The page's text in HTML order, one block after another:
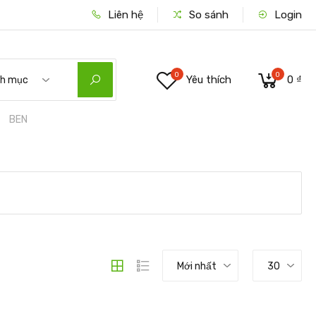
Liên hệ So sánh Login
mục
BEN
0 Yêu thích 0 0 ₫
Mới nhất 30